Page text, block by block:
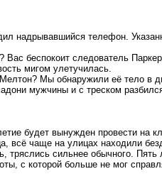
надрывавшийся телефон.
беспокоит следователь Паркер.
мигом улетучилась.
Мы обнаружили её тело в
мужчины и с треском
будет вынужден провести на
всё чаще на улицах находили
тряслись сильнее обычного. Пять
с которой больше не мог